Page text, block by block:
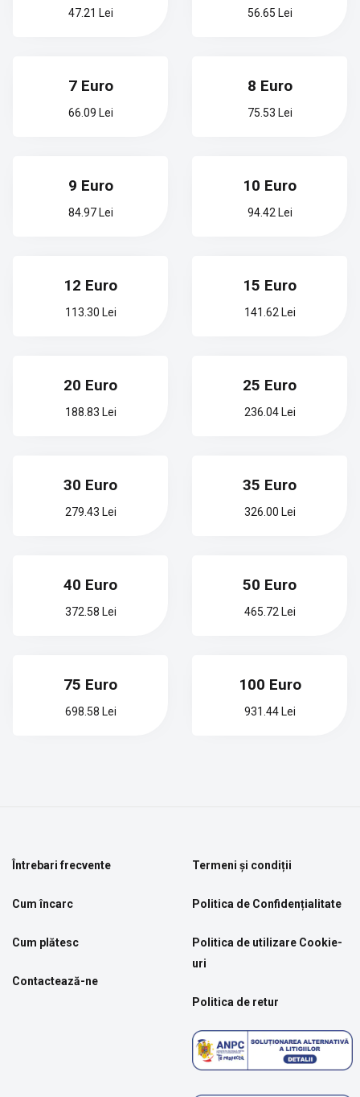
47.21 Lei 56.65 Lei
7 Euro
66.09 Lei
8 Euro
75.53 Lei
9 Euro
84.97 Lei
10 Euro
94.42 Lei
12 Euro
113.30 Lei
15 Euro
141.62 Lei
20 Euro
188.83 Lei
25 Euro
236.04 Lei
30 Euro
279.43 Lei
35 Euro
326.00 Lei
40 Euro
372.58 Lei
50 Euro
465.72 Lei
75 Euro
698.58 Lei
100 Euro
931.44 Lei
Întrebari frecvente
Cum încarc
Cum plătesc
Contactează-ne
Termeni și condiții
Politica de Confidențialitate
Politica de utilizare Cookie-
uri
Politica de retur